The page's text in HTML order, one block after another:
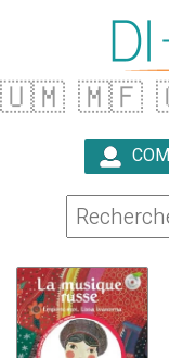
🇺🇲 🇲🇫